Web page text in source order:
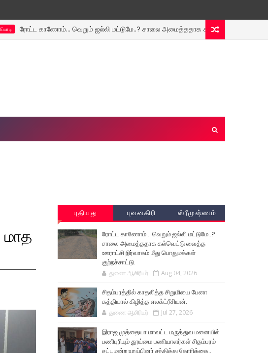
காணோம்... வெறும் ஜல்லி மட்டுமே..? சாலை அமைத்ததாக கல்வெட்டு வைத்த ஊராட்சி
புதியது புவனகிரி ஸ்ரீமுஷ்ணம்
ரோட்ட காணோம்... வெறும் ஜல்லி மட்டுமே..?
சாலை அமைத்ததாக கல்வெட்டு வைத்த
ஊராட்சி நிர்வாகம் மீது பொதுமக்கள்
குற்றச்சாட்டு.
துணை ஆசிரியர் Aug 04, 2026
சிதம்பரத்தில் காதலித்த சிறுமியை பேனா
கத்தியால் கிழித்த எலக்ட்ரீசியன்.
துணை ஆசிரியர் Jul 27, 2026
இராஜ முத்தையா மாவட்ட மருத்துவ மனையில்
பணிபுரியும் தூய்மை பணியாளர்கள் சிதம்பரம்
சட்டமன்ற உறுப்பினர் சந்தித்து கோரிக்கை..